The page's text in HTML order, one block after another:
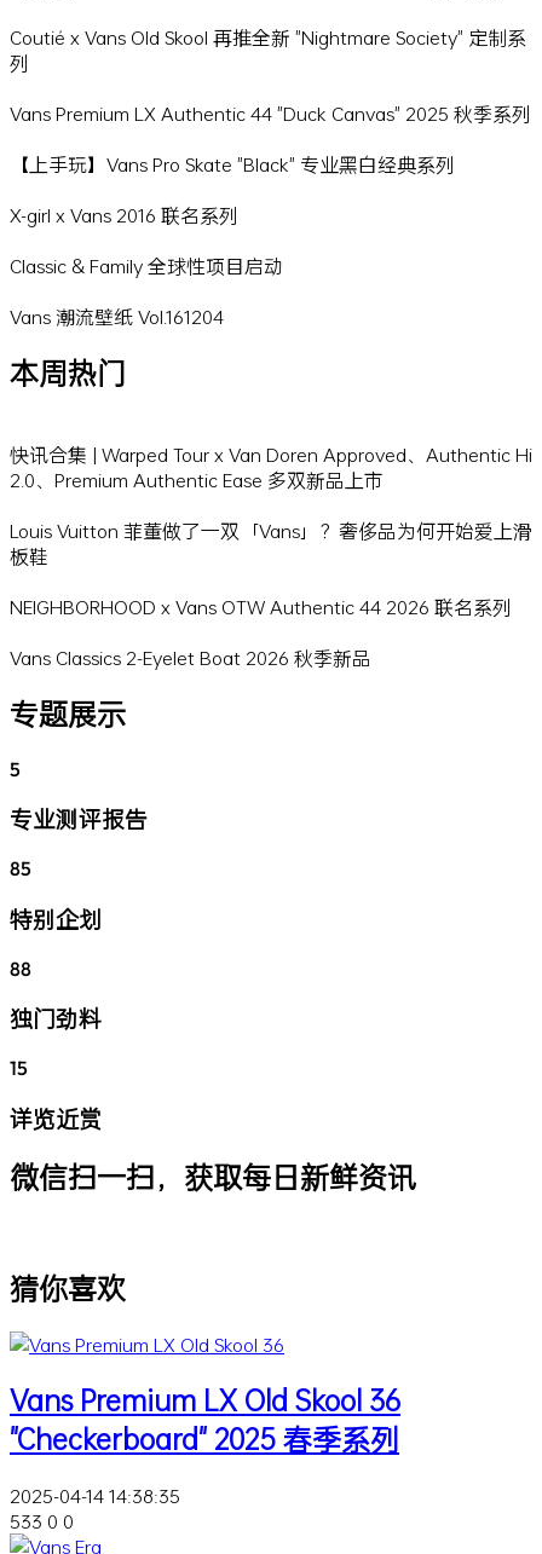
Coutié x Vans Old Skool 再推全新 "Nightmare Society" 定制系
列
Vans Premium LX Authentic 44 "Duck Canvas" 2025 秋季系列
【上手玩】Vans Pro Skate "Black" 专业黑白经典系列
X-girl x Vans 2016 联名系列
Classic & Family 全球性项目启动
Vans 潮流壁纸 Vol.161204
本周热门
快讯合集 | Warped Tour x Van Doren Approved、Authentic Hi
2.0、Premium Authentic Ease 多双新品上市
Louis Vuitton 菲董做了一双「Vans」？奢侈品为何开始爱上滑
板鞋
NEIGHBORHOOD x Vans OTW Authentic 44 2026 联名系列
Vans Classics 2-Eyelet Boat 2026 秋季新品
专题展示
5
专业测评报告
85
特别企划
88
独门劲料
15
详览近赏
微信扫一扫，获取每日新鲜资讯
猜你喜欢
Vans Premium LX Old Skool 36
"Checkerboard" 2025 春季系列
2025-04-14 14:38:35
533 0 0